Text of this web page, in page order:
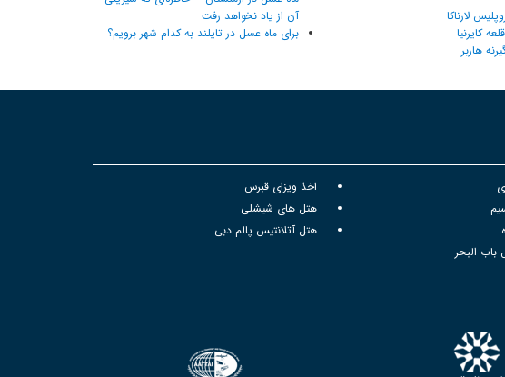
لارناکا
کایرنیا
هاربر
آن از یاد نخواهد رفت
برای ماه عسل در تایلند به کدام شهر برویم؟
اخذ ویزای قبرس
هتل های شیشلی
هتل آتلانتیس پالم دبی
البحر